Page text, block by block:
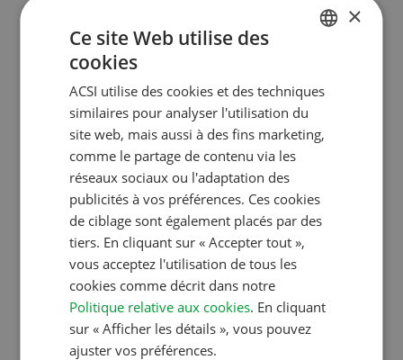
ACSI Campsite Portal
ACSI Campsite Portal
statut de votre lien en temps réel. Vous y verrez le
nombre de clics achetés, le nombre de clics
consommés et le nombre de clics restants à ce
moment précis.
Paramètre
Pour disposer de statistiques fiables, nous vous
conseillons d’ajouter un code de suivi spécial à votre
URL existante. Ce code de suivi spécial vous permet
de mieux mesurer dans Google Analytics les clics
provenant du lien pointant vers votre camping placé
ENGLISH
DANISH
×
Ce site Web utilise des
cookies
ACSI utilise des cookies et des techniques
similaires pour analyser l'utilisation du
site web, mais aussi à des fins marketing,
comme le partage de contenu via les
réseaux sociaux ou l'adaptation des
publicités à vos préférences. Ces cookies
de ciblage sont également placés par des
tiers. En cliquant sur « Accepter tout »,
vous acceptez l'utilisation de tous les
cookies comme décrit dans notre
Politique relative aux cookies. En cliquant
sur « Afficher les détails », vous pouvez
ajuster vos préférences.